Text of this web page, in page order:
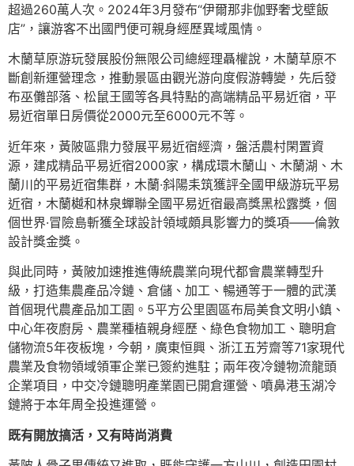
超過260萬人次。2024年3月發布“伊爾那非伽野奢戈壁飯
店”，讓游客不出國門便可親身經歷異域風情。
木蘭草原游玩發展股份無限公司總經理聶權說，木蘭草原不
斷創新運營理念，推動景區由觀光游向度假游轉變，先后發
布巫儺部落、松鼠王國等各具特點的高端精品平易近宿，平
易近宿單日房價從2000元至6000元不等。
近年來，黃陂區鼎力發展平易近宿經濟，盤活農村閑置資
源，建成精品平易近宿2000家，構成環木蘭山、木蘭湖、木
蘭川的平易近宿集群，木蘭·斜陽耒筑獲評全國甲級游玩平易
近宿，木蘭樾和林泉蟬聯全國平易近宿最高獎黑松露獎，個
個世界·冒險島斬獲全球設計領域頗具影響力的獎項——倫敦
設計獎金獎。
與此同時，黃陂加速推進傳統農業向現代都會農業轉型升
級，打造集農產品冷鏈、倉儲、加工、暢通等于一體的武漢
首個現代農產品加工園。5平方公里園區布局美食文明小鎮、
中心年夜廚房、農業種植親身經歷、綠色食物加工、聰明倉
儲物流5年夜板塊，今朝，廣東恒興、浙江五芳齋等71家現代
農業及食物領域領軍企業已簽約進駐；兩年夜冷鏈物流龍頭
企業項目，中交冷鏈聰明產業園已開倉運營、噴鼻港玉湖冷
鏈將于本年周全投進運營。
既有開放搞活，又有時尚消費